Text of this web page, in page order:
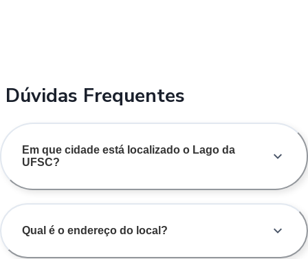
Dúvidas Frequentes
Em que cidade está localizado o Lago da
UFSC?
Qual é o endereço do local?